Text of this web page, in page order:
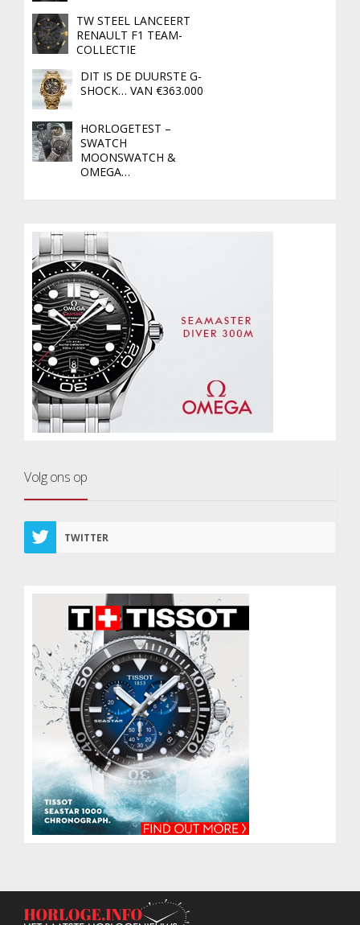
TW STEEL LANCEERT
RENAULT F1 TEAM-
COLLECTIE
DIT IS DE DUURSTE G-
SHOCK… VAN €363.000
HORLOGETEST –
SWATCH
MOONSWATCH &
OMEGA…
Volg ons op
TWITTER